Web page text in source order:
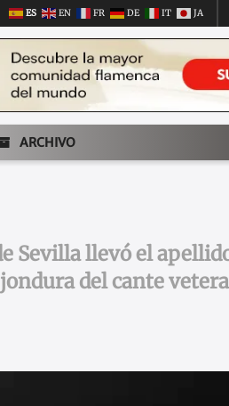
ES EN FR DE IT JA
ARCHIVO
Sevilla llevó el
del cante